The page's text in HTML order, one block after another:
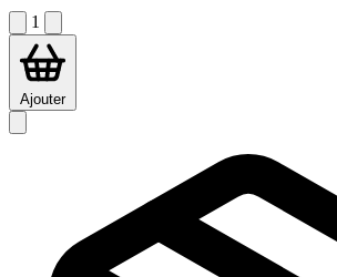
1
Ajouter